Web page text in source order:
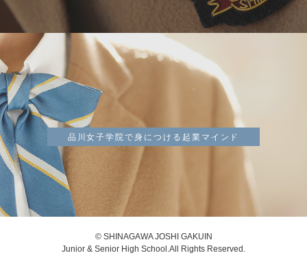
品川女子学院で身につける起業マインド
© SHINAGAWA JOSHI GAKUIN
Junior & Senior High School.All Rights Reserved.